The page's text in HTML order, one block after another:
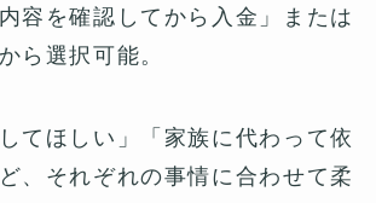
容を確認してから入金」または
ら選択可能。
てほしい」「家族に代わって依
、それぞれの事情に合わせて柔